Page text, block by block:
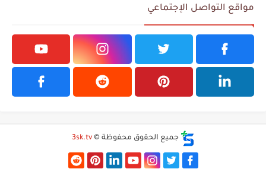
مواقع التواصل الإجتماعي
جميع الحقوق محفوظة © 3sk.tv